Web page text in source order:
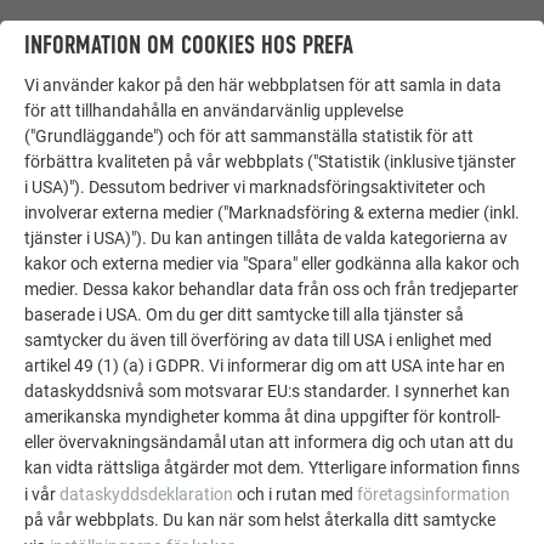
TAKARBETET
De komplicerade takgeometrierna hos Oberreute-Irsengund
var en stor utmaning för Leonhard Proba: "Jag visste att det
kommer kräva att man tänker kreativt, planerar och därefter
lägger försiktigt." För bostadshuset saknade han en lämplig
referenskant som hjälper till att placera takromberna linjärt.
Han hjälpte dock sig själv genom att helt enkelt märka upp
en mittlinje på ritningar, ibland även på taket. Utifrån denna
ritade han därefter upp rombernas position på
underbyggnadens trästomme innan aluminiumet lades.
Snickarna som endast ett par månader tidigare tagit över sin
fars verksamhet litade fullt ut på hantverkaren och är nöjda
med resultatet. Proba insisterade på att göra jobbet på taket
själv, man kan trots allt aldrig bli helt fullärd.
INFORMATION OM COOKIES HOS PREFA
Vi använder kakor på den här webbplatsen för att samla in data
för att tillhandahålla en användarvänlig upplevelse
("Grundläggande") och för att sammanställa statistik för att
förbättra kvaliteten på vår webbplats ("Statistik (inklusive tjänster
i USA)"). Dessutom bedriver vi marknadsföringsaktiviteter och
involverar externa medier ("Marknadsföring & externa medier (inkl.
tjänster i USA)"). Du kan antingen tillåta de valda kategorierna av
kakor och externa medier via "Spara" eller godkänna alla kakor och
medier. Dessa kakor behandlar data från oss och från tredjeparter
baserade i USA. Om du ger ditt samtycke till alla tjänster så
samtycker du även till överföring av data till USA i enlighet med
artikel 49 (1) (a) i GDPR. Vi informerar dig om att USA inte har en
dataskyddsnivå som motsvarar EU:s standarder. I synnerhet kan
amerikanska myndigheter komma åt dina uppgifter för kontroll-
eller övervakningsändamål utan att informera dig och utan att du
kan vidta rättsliga åtgärder mot dem. Ytterligare information finns
i vårdataskyddsdeklaration och i rutan med företagsinformation
på vår webbplats. Du kan när som helst återkalla ditt samtycke